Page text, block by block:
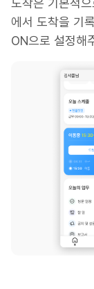
도착은 기본적
에서 도착을 기
ON으로 설정해